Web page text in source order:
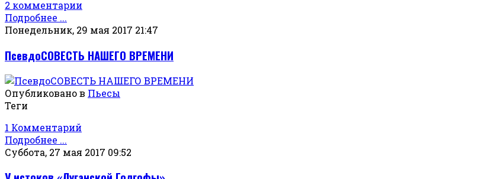
2 комментарии
Подробнее ...
Понедельник, 29 мая 2017 21:47
ПсевдоСОВЕСТЬ НАШЕГО ВРЕМЕНИ
Опубликовано в Пьесы
Теги
1 Комментарий
Подробнее ...
Суббота, 27 мая 2017 09:52